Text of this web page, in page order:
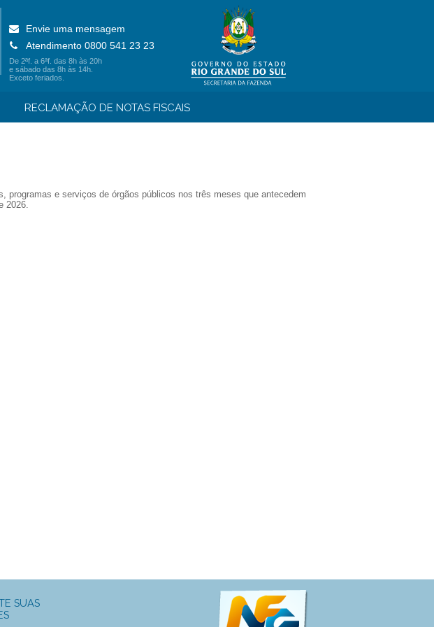
Envie uma mensagem
Atendimento 0800 541 23 23
De 2ªf. a 6ªf. das 8h às 20h
e sábado das 8h às 14h.
Exceto feriados.
RECLAMAÇÃO DE NOTAS FISCAIS
programas e serviços de órgãos públicos nos três meses que antecedem
2026.
SUAS